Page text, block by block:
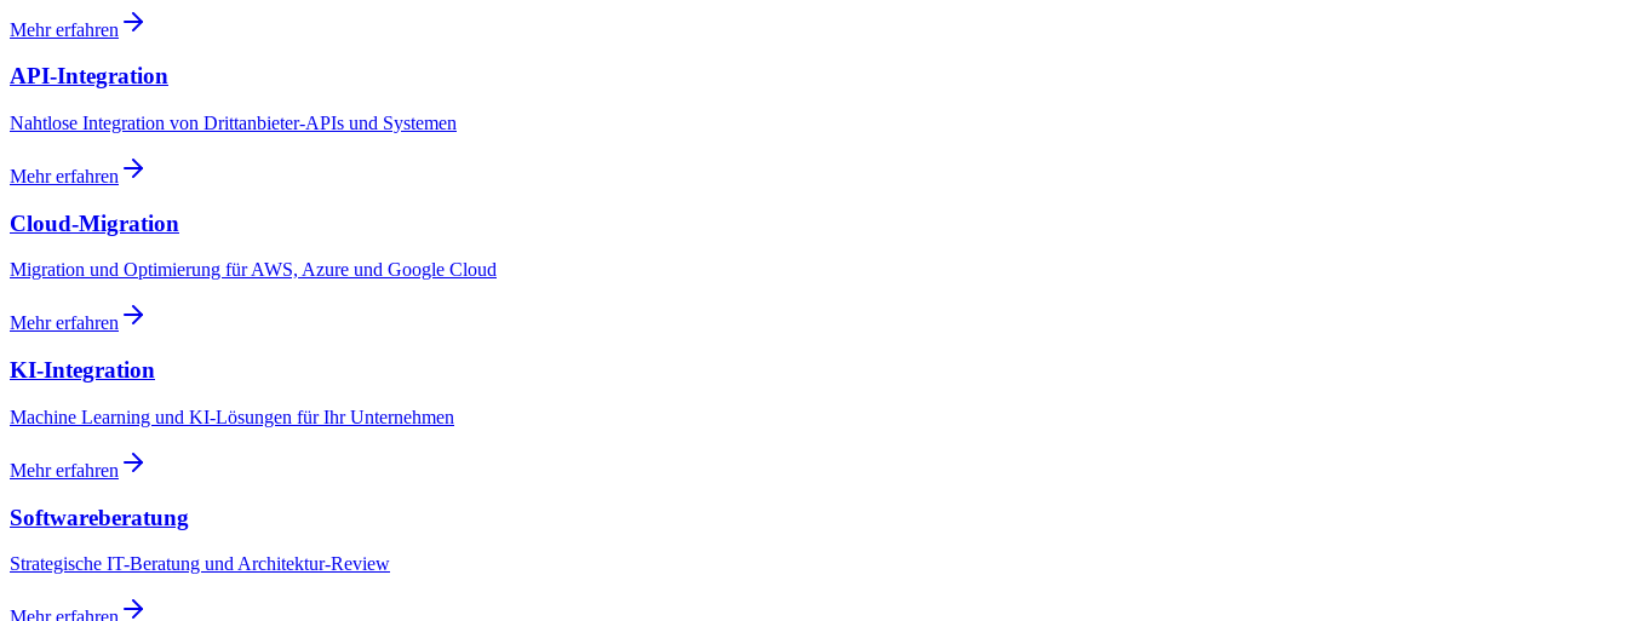
Mehr erfahren
API-Integration
Nahtlose Integration von Drittanbieter-APIs und Systemen
Mehr erfahren
Cloud-Migration
Migration und Optimierung für AWS, Azure und Google Cloud
Mehr erfahren
KI-Integration
Machine Learning und KI-Lösungen für Ihr Unternehmen
Mehr erfahren
Softwareberatung
Strategische IT-Beratung und Architektur-Review